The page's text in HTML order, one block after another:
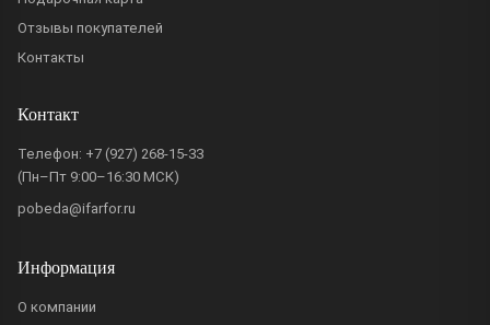
Отзывы покупателей
Контакты
Контакт
Телефон: +7 (927) 268-15-33
(Пн–Пт 9:00–16:30 МСК)
pobeda@ifarfor.ru
Информация
О компании